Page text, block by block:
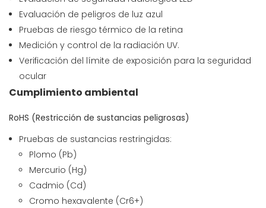
Evaluación de peligros de luz azul
Pruebas de riesgo térmico de la retina
Medición y control de la radiación UV.
Verificación del límite de exposición para la seguridad
ocular
Cumplimiento ambiental
RoHS (Restricción de sustancias peligrosas)
Pruebas de sustancias restringidas:
Plomo (Pb)
Mercurio (Hg)
Cadmio (Cd)
Cromo hexavalente (Cr6+)